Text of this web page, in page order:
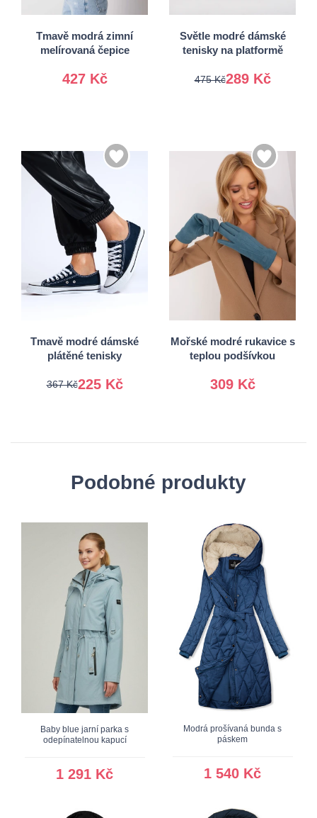
Tmavě modrá zimní
melírovaná čepice
427 Kč
Univerzální
Světle modré dámské
tenisky na platformě
289 Kč
475 Kč
39
Tmavě modré dámské
plátěné tenisky
225 Kč
367 Kč
36 37
38 39
Mořské modré rukavice s
teplou podšívkou
309 Kč
S/M
L/XL
Podobné produkty
Baby blue jarní parka s
odepínatelnou kapucí
1 291 Kč
Modrá prošívaná bunda s
páskem
1 540 Kč